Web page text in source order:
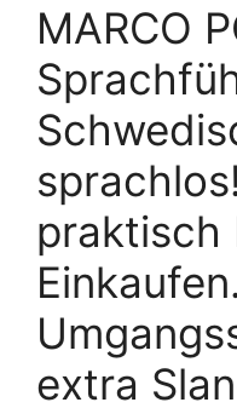
MARCO
praktisch
Einkaufen.
extra